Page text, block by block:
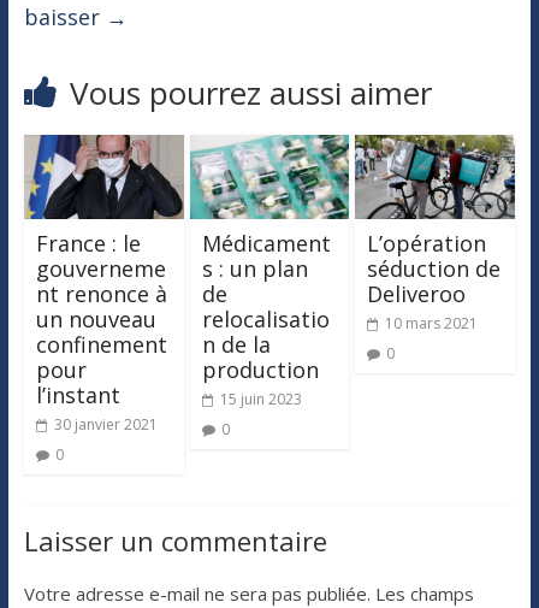
baisser →
Vous pourrez aussi aimer
France : le
gouverneme
nt renonce à
un nouveau
confinement
pour
l’instant
30 janvier 2021
0
Médicament
s : un plan
de
relocalisatio
n de la
production
15 juin 2023
0
L’opération
séduction de
Deliveroo
10 mars 2021
0
Laisser un commentaire
Votre adresse e-mail ne sera pas publiée. Les champs